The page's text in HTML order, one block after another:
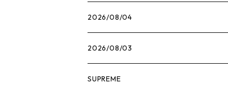
2026/08/04
2026/08/03
SUPREME